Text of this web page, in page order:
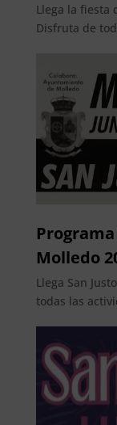
Llega la fiesta
Disfruta de
Molledo
Llega San
todas las